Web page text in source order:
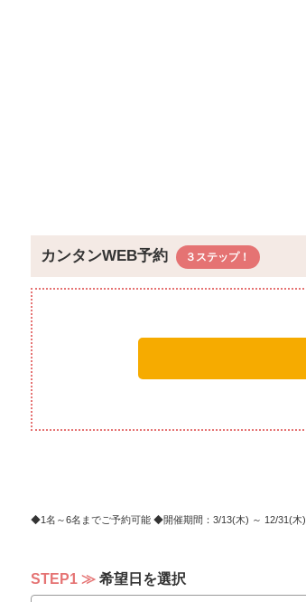
カンタンWEB予約
1名～6名までご予約可能 開催期間：3/13(木) ～ 12/31(木)
STEP1 希望日を選択